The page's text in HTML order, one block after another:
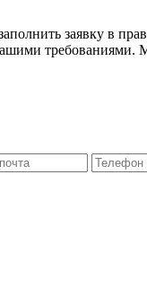
заявку в